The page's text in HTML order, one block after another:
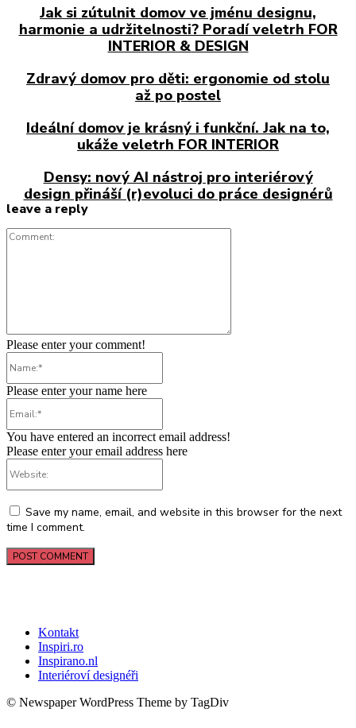
Jak si zútulnit domov ve jménu designu,
harmonie a udržitelnosti? Poradí veletrh FOR
INTERIOR & DESIGN
Zdravý domov pro děti: ergonomie od stolu
až po postel
Ideální domov je krásný i funkční. Jak na to,
ukáže veletrh FOR INTERIOR
Densy: nový AI nástroj pro interiérový
design přináší (r)evoluci do práce designérů
leave a reply
Please enter your comment!
Please enter your name here
You have entered an incorrect email address!
Please enter your email address here
Save my name, email, and website in this browser for the next
time I comment.
Kontakt
Inspiri.ro
Inspirano.nl
Interiéroví designéři
© Newspaper WordPress Theme by TagDiv